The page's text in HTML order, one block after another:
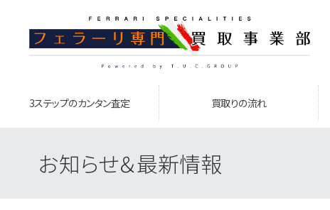
3ステップのカンタン査定 買取りの流れ
お知らせ＆最新情報